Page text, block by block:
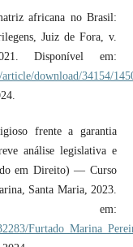
africana no Brasil:
Juiz de Fora, v.
Disponível em:
download/34154/
frente a garantia
análise legislativa e
em Direito) — Curso
Santa Maria, 2023.
em: